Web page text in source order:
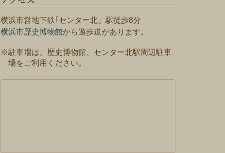
横浜市営地下鉄｢センター北」駅徒歩8分
横浜市歴史博物館から遊歩道があります。
※駐車場は、歴史博物館、センター北駅周辺駐車
場をご利用ください。